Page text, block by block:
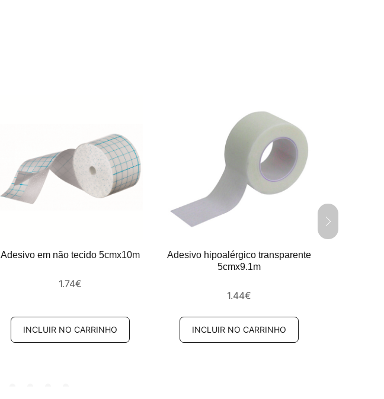
Adesivo em não tecido 5cmx10m
1.74€
INCLUIR NO CARRINHO
Adesivo hipoalérgico transparente
5cmx9.1m
1.44€
INCLUIR NO CARRINHO